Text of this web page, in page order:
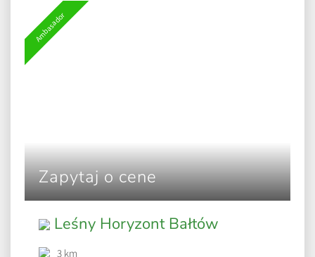
Ambasador
Zapytaj o cene
Leśny Horyzont Bałtów
3 km